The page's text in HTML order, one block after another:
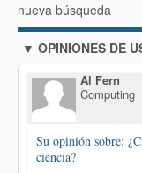
nueva búsqueda
▼ OPINIONES DE
Al Fern
Computing
Su opinión sobre:
ciencia?